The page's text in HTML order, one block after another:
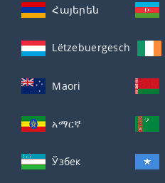
Հայերեն
Lëtzebuergesch
Maori
አማርኛ
Ўзбек